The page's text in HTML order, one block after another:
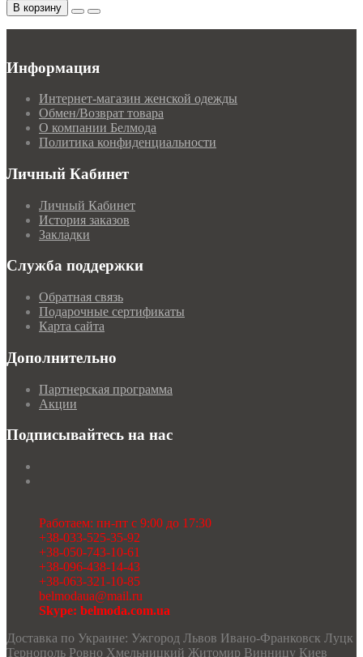
В корзину
Информация
Интернет-магазин женской одежды
Обмен/Возврат товара
О компании Белмода
Политика конфиденциальности
Личный Кабинет
Личный Кабинет
История заказов
Закладки
Служба поддержки
Обратная связь
Подарочные сертификаты
Карта сайта
Дополнительно
Партнерская программа
Акции
Подписывайтесь на нас
Работаем: пн-пт с 9:00 до 17:30
+38-033-525-35-92
+38-050-743-10-61
+38-096-438-14-43
+38-063-321-10-85
belmodaua@mail.ru
Skype: belmoda.com.ua
Доставка по Украине: Ужгород Львов Ивано-Франковск Луцк
Тернополь Ровно Хмельницкий Житомир Винницу Киев